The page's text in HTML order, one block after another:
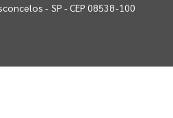
- SP - CEP 08538-100